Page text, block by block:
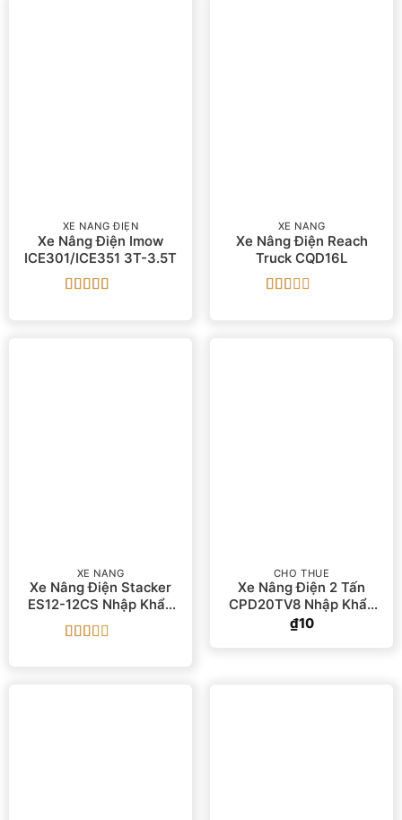
XE NÂNG ĐIỆN
Xe Nâng Điện Imow
ICE301/ICE351 3T-3.5T
XE NÂNG
Xe Nâng Điện Reach
Truck CQD16L
XE NÂNG
Xe Nâng Điện Stacker
ES12-12CS Nhập Khẩu
EP
CHO THUÊ
Xe Nâng Điện 2 Tấn
CPD20TV8 Nhập Khẩu
EP
₫10